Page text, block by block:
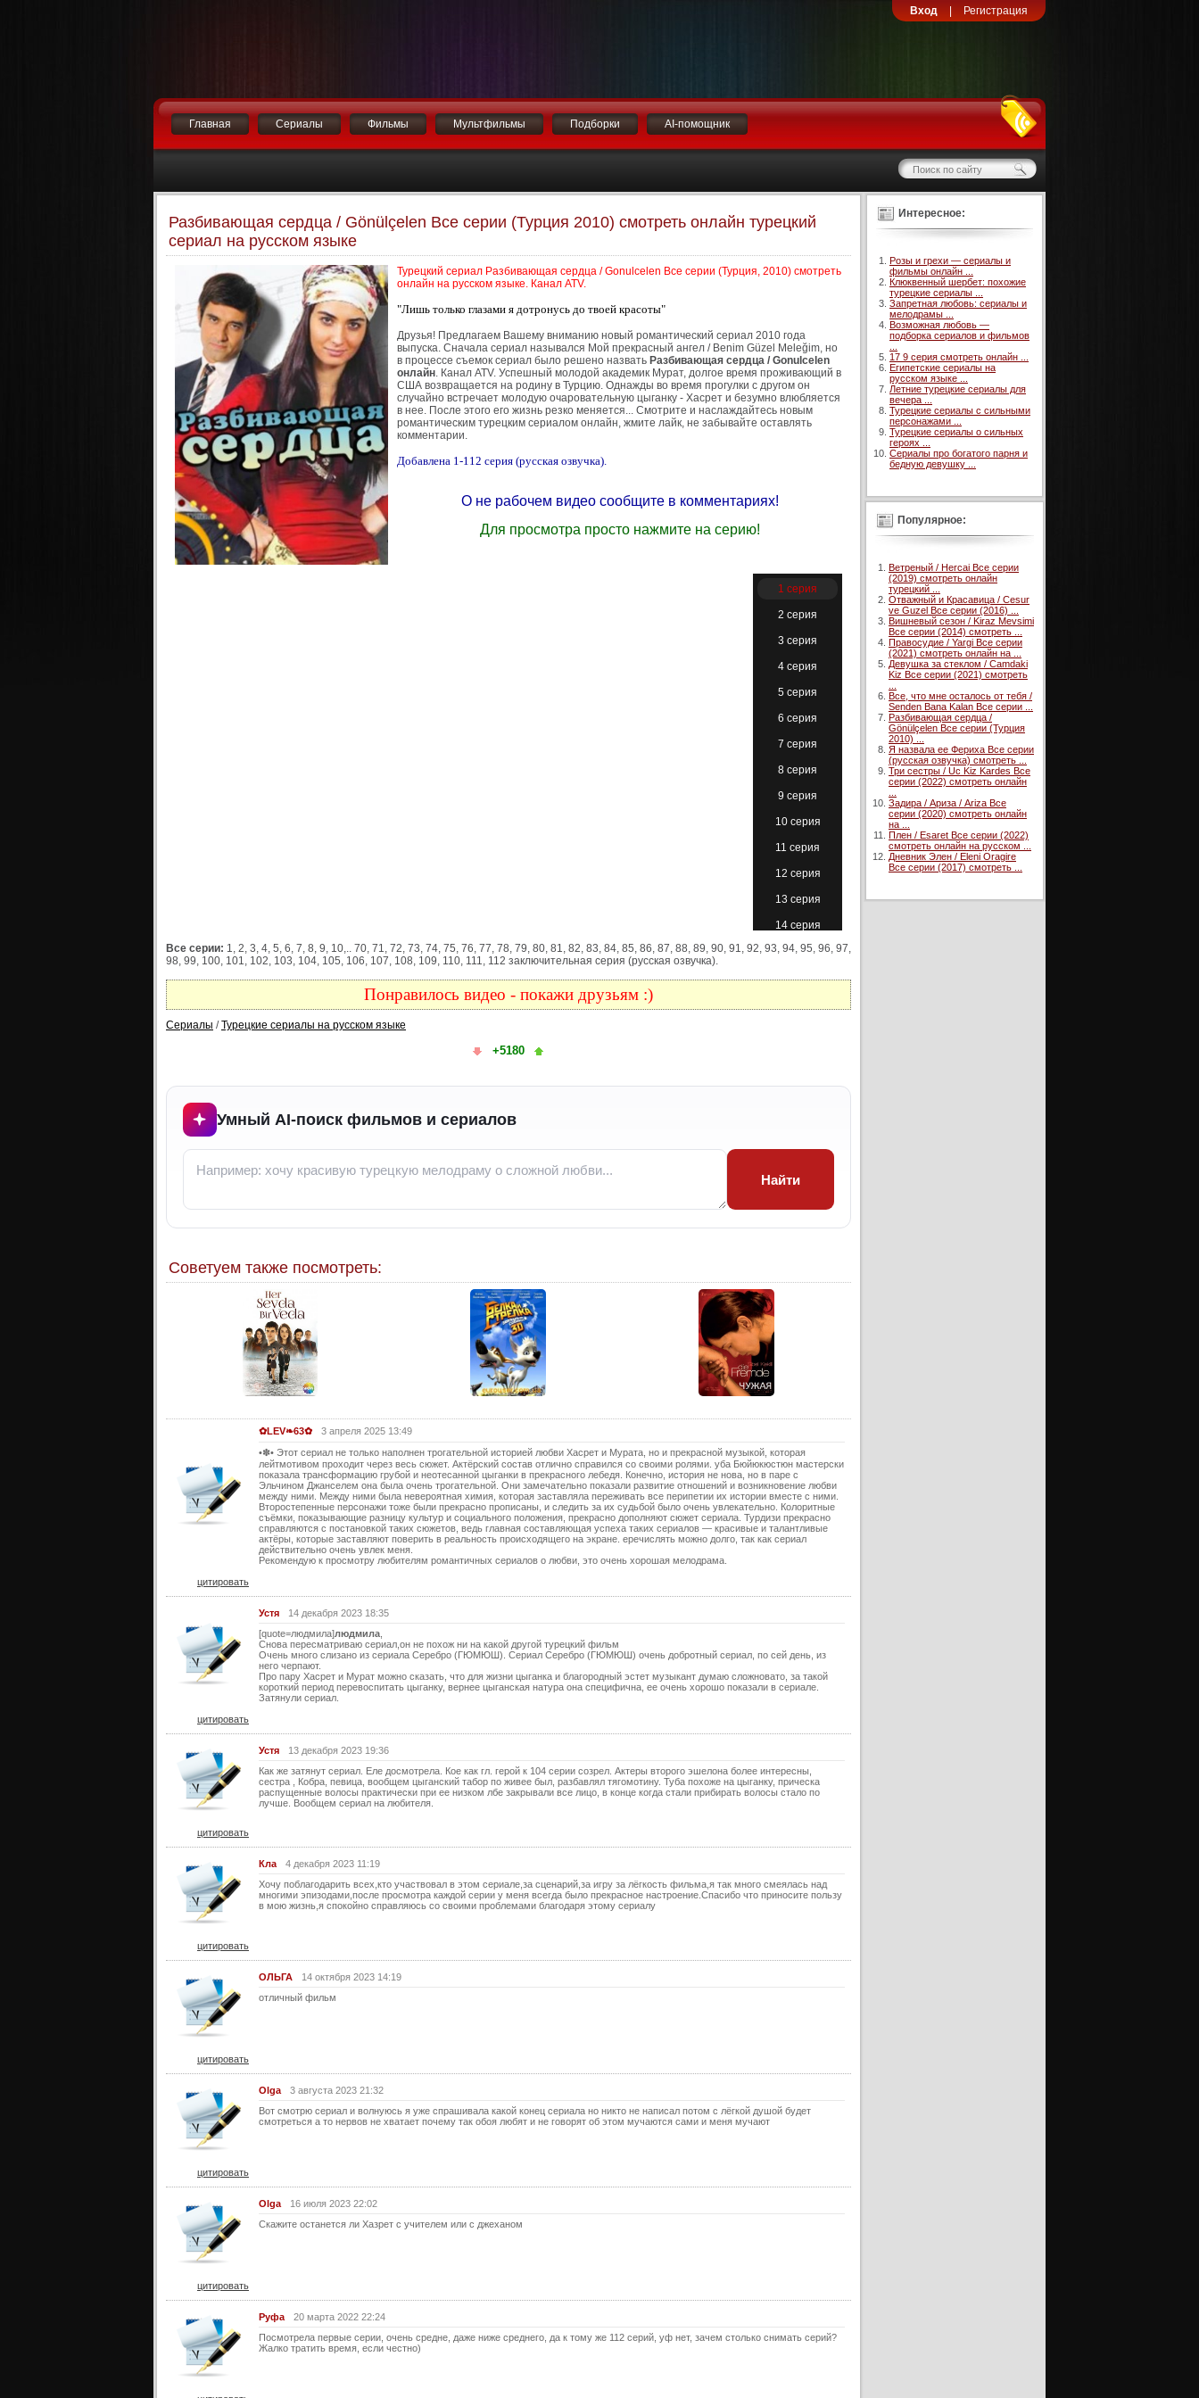
Вход Регистрация
Главная Сериалы Фильмы Мультфильмы Подборки AI-помощник
Разбивающая сердца / Gönülçelen Все серии (Турция 2010) смотреть онлайн турецкий
сериал на русском языке
Турецкий сериал Разбивающая сердца / Gonulcelen Все серии (Турция, 2010) смотреть
онлайн на русском языке. Канал ATV.
"Лишь только глазами я дотронусь до твоей красоты"
Друзья! Предлагаем Вашему вниманию новый романтический сериал 2010 года
выпуска. Сначала сериал назывался Мой прекрасный ангел / Benim Güzel Meleğim, но
в процессе съемок сериал было решено назвать Разбивающая сердца / Gonulcelen
онлайн. Канал ATV. Успешный молодой академик Мурат, долгое время проживающий в
США возвращается на родину в Турцию. Однажды во время прогулки с другом он
случайно встречает молодую очаровательную цыганку - Хасрет и безумно влюбляется
в нее. После этого его жизнь резко меняется... Смотрите и наслаждайтесь новым
романтическим турецким сериалом онлайн, жмите лайк, не забывайте оставлять
комментарии.
Добавлена 1-112 серия (русская озвучка).
О не рабочем видео сообщите в комментариях!
Для просмотра просто нажмите на серию!
1 серия
2 серия
3 серия
4 серия
5 серия
6 серия
7 серия
8 серия
9 серия
10 серия
11 серия
12 серия
13 серия
14 серия
15 серия
16 серия
24 серия
25 серия
33 серия
35 серия
36 серия
37 серия
38 серия
40 серия
42 серия
43 серия
47 серия
51 серия
54 серия
60 серия
Все серии: 1, 2, 3, 4, 5, 6, 7, 8, 9, 10,.. 70, 71, 72, 73, 74, 75, 76, 77, 78, 79, 80, 81, 82, 83, 84, 85, 86, 87, 88, 89, 90, 91, 92, 93, 94, 95, 96, 97,
98, 99, 100, 101, 102, 103, 104, 105, 106, 107, 108, 109, 110, 111, 112 заключительная серия (русская озвучка).
Понравилось видео - покажи друзьям :)
Сериалы /Турецкие сериалы на русском языке
+5180
Умный AI-поиск фильмов и сериалов
Найти
Советуем также посмотреть:
✿LEV❧63✿
3 апреля 2025 13:49
•✽• Этот сериал не только наполнен трогательной историей любви Хасрет и Мурата, но и прекрасной музыкой, которая
лейтмотивом проходит через весь сюжет. Актёрский состав отлично справился со своими ролями. уба Бюйюкюстюн мастерски
показала трансформацию грубой и неотесанной цыганки в прекрасного лебедя. Конечно, история не нова, но в паре с
Эльчином Джанселем она была очень трогательной. Они замечательно показали развитие отношений и возникновение любви
между ними. Между ними была невероятная химия, которая заставляла переживать все перипетии их истории вместе с ними.
Второстепенные персонажи тоже были прекрасно прописаны, и следить за их судьбой было очень увлекательно. Колоритные
съёмки, показывающие разницу культур и социального положения, прекрасно дополняют сюжет сериала. Турдизи прекрасно
справляются с постановкой таких сюжетов, ведь главная составляющая успеха таких сериалов — красивые и талантливые
актёры, которые заставляют поверить в реальность происходящего на экране. еречислять можно долго, так как сериал
действительно очень увлек меня.
Рекомендую к просмотру любителям романтичных сериалов о любви, это очень хорошая мелодрама.
цитировать
Устя
14 декабря 2023 18:35
[quote=людмила]людмила
Снова пересматриваю сериал,он не похож ни на какой другой турецкий фильм
Очень много слизано из сериала Серебро (ГЮМЮШ). Сериал Серебро (ГЮМЮШ) очень добротный сериал, по сей день, из
него черпают.
Про пару Хасрет и Мурат можно сказать, что для жизни цыганка и благородный эстет музыкант думаю сложновато, за такой
короткий период перевоспитать цыганку, вернее цыганская натура она специфична, ее очень хорошо показали в сериале.
Затянули сериал.
цитировать
Устя
13 декабря 2023 19:36
Как же затянут сериал. Еле досмотрела. Кое как гл. герой к 104 серии созрел. Актеры второго эшелона более интересны,
сестра , Кобра, певица, вообщем цыганский табор по живее был, разбавлял тягомотину. Туба похоже на цыганку, прическа
распущенные волосы практически при ее низком лбе закрывали все лицо, в конце когда стали прибирать волосы стало по
лучше. Вообщем сериал на любителя.
цитировать
Кла
4 декабря 2023 11:19
Хочу поблагодарить всех,кто участвовал в этом сериале,за сценарий,за игру за лёгкость фильма,я так много смеялась над
многими эпизодами,после просмотра каждой серии у меня всегда было прекрасное настроение.Спасибо что приносите пользу
в мою жизнь,я спокойно справляюсь со своими проблемами благодаря этому сериалу
цитировать
ОЛЬГА
14 октября 2023 14:19
отличный фильм
цитировать
Olga
3 августа 2023 21:32
Вот смотрю сериал и волнуюсь я уже спрашивала какой конец сериала но никто не написал потом с лёгкой душой будет
смотреться а то нервов не хватает почему так обоя любят и не говорят об этом мучаются сами и меня мучают
цитировать
Olga
16 июля 2023 22:02
Скажите останется ли Хазрет с учителем или с джеханом
цитировать
Руфа
20 марта 2022 22:24
Посмотрела первые серии, очень средне, даже ниже среднего, да к тому же 112 серий, уф нет, зачем столько снимать серий?
Жалко тратить время, если честно)
Интересное:
Розы и грехи — сериалы и
фильмы онлайн ...
Клюквенный шербет: похожие
турецкие сериалы ...
Запретная любовь: сериалы и
мелодрамы ...
Возможная любовь —
подборка сериалов и фильмов
17 9 серия смотреть онлайн ...
Египетские сериалы на
русском языке ...
Летние турецкие сериалы для
вечера ...
Турецкие сериалы с сильными
персонажами ...
Турецкие сериалы о сильных
героях ...
Сериалы про богатого парня и
бедную девушку ...
Популярное:
Ветреный / Hercai Все серии
(2019) смотреть онлайн
турецкий ...
Отважный и Красавица / Cesur
ve Guzel Все серии (2016) ...
Вишневый сезон / Kiraz Mevsimi
Все серии (2014) смотреть ...
Правосудие / Yargi Все серии
(2021) смотреть онлайн на ...
Девушка за стеклом / Camdaki
Kiz Все серии (2021) смотреть
Все, что мне осталось от тебя /
Senden Bana Kalan Все серии ...
Разбивающая сердца /
Gönülçelen Все серии (Турция
2010) ...
Я назвала ее Фериха Все серии
(русская озвучка) смотреть ...
Три сестры / Uc Kiz Kardes Все
серии (2022) смотреть онлайн
Задира / Ариза / Ariza Все
серии (2020) смотреть онлайн
на ...
Плен / Esaret Все серии (2022)
смотреть онлайн на русском ...
Дневник Элен / Eleni Oragire
Все серии (2017) смотреть ...